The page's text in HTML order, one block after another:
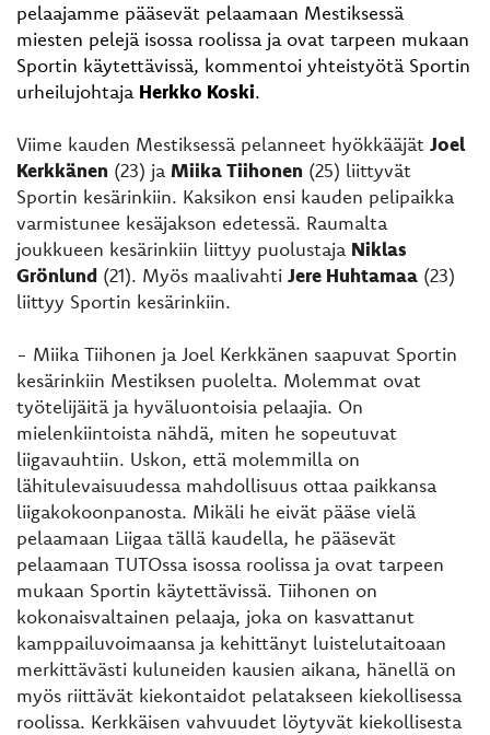
pelaajamme pääsevät pelaamaan Mestiksessä
miesten pelejä isossa roolissa ja ovat tarpeen mukaan
Sportin käytettävissä, kommentoi yhteistyötä Sportin
urheilujohtaja Herkko Koski.
Viime kauden Mestiksessä pelanneet hyökkääjät Joel
Kerkkänen (23) ja Miika Tiihonen (25) liittyvät
Sportin kesärinkiin. Kaksikon ensi kauden pelipaikka
varmistunee kesäjakson edetessä. Raumalta
joukkueen kesärinkiin liittyy puolustaja Niklas
Grönlund (21). Myös maalivahti Jere Huhtamaa (23)
liittyy Sportin kesärinkiin.
- Miika Tiihonen ja Joel Kerkkänen saapuvat Sportin
kesärinkiin Mestiksen puolelta. Molemmat ovat
työtelijäitä ja hyväluontoisia pelaajia. On
mielenkiintoista nähdä, miten he sopeutuvat
liigavauhtiin. Uskon, että molemmilla on
lähitulevaisuudessa mahdollisuus ottaa paikkansa
liigakokoonpanosta. Mikäli he eivät pääse vielä
pelaamaan Liigaa tällä kaudella, he pääsevät
pelaamaan TUTOssa isossa roolissa ja ovat tarpeen
mukaan Sportin käytettävissä. Tiihonen on
kokonaisvaltainen pelaaja, joka on kasvattanut
kamppailuvoimaansa ja kehittänyt luistelutaitoaan
merkittävästi kuluneiden kausien aikana, hänellä on
myös riittävät kiekontaidot pelatakseen kiekollisessa
roolissa. Kerkkäisen vahvuudet löytyvät kiekollisesta